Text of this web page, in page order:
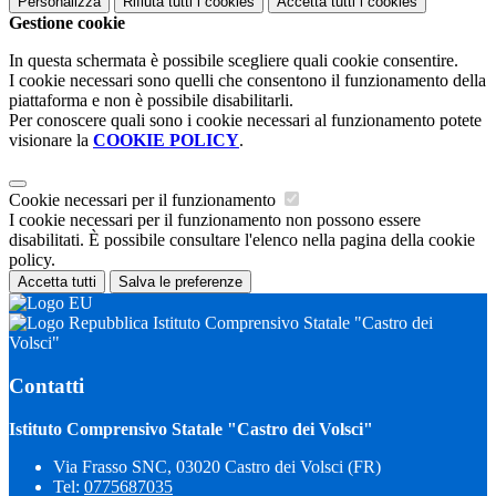
Gestione cookie
In questa schermata è possibile scegliere quali cookie consentire.
I cookie necessari sono quelli che consentono il funzionamento della
piattaforma e non è possibile disabilitarli.
Per conoscere quali sono i cookie necessari al funzionamento potete
visionare la COOKIE POLICY.
Cookie necessari per il funzionamento
I cookie necessari per il funzionamento non possono essere
disabilitati. È possibile consultare l'elenco nella pagina della cookie
policy.
Accetta tutti Salva le preferenze
Istituto Comprensivo Statale "Castro dei
Volsci"
Contatti
Istituto Comprensivo Statale "Castro dei Volsci"
Via Frasso SNC, 03020 Castro dei Volsci (FR)
Tel: 0775687035